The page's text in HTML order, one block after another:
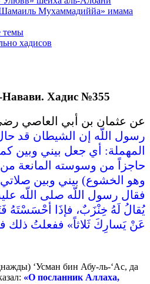
Мухаммадиййа» имама
темы
хадисов
Хадис №355
عن عثمان بن أبي العاصي
رسول اللّه إن الشيطان قد
المهملة‏:‏ أي جعل بيني وبين
حاجزاً من وسوسته المانعة من
وهو الخشوع‏)‏ بيني وبين
فقال رسول اللّه صلى اللّه
يُقالُ لَهُ خِنْزَبٌ، فإذَا أحْسَسْتَهُ
عَنْ يَسارِكَ ثَلاثاً‏»‏ ففعلتُ ذلك
‘Усман бин Абу-ль-‘Ас, да
«О посланник Аллаха,